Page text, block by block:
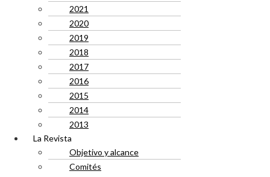
2021
2020
2019
2018
2017
2016
2015
2014
2013
La Revista
Objetivo y alcance
Comités